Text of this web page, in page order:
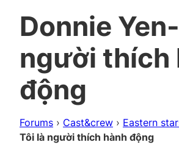
Donnie Yen-
người thích
động
Forums › Cast&crew › Eastern
Tôi là người thích hành động